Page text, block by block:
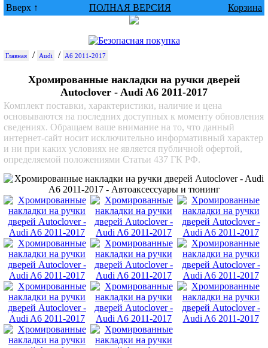
Вверх ↑ ПОЛНАЯ ВЕРСИЯ Корзина
Главная / Audi / A6 2011-2017
Хромированные накладки на ручки дверей
Autoclover - Audi A6 2011-2017
Комплект поставки, характеристики, наличие и цена
основываются на последних доступных к моменту обновления
сведениях. Обращаем ваше внимание на то, что данный
интернет-сайт носит исключительно информативный характер
и ни при каких условиях не является публичной офертой,
определяемой положениями Статьи 437 ГК РФ.